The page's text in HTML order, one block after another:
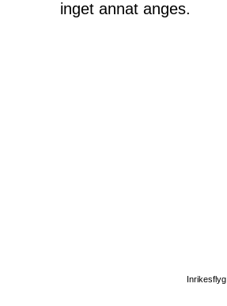
inget annat anges.
Inrikesflyg